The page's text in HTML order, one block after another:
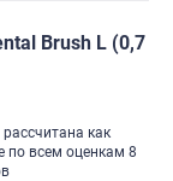
Brush L (0,7
как
по всем оценкам 8